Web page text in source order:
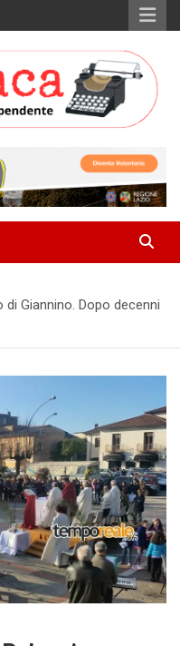
Giannino. Dopo decenni